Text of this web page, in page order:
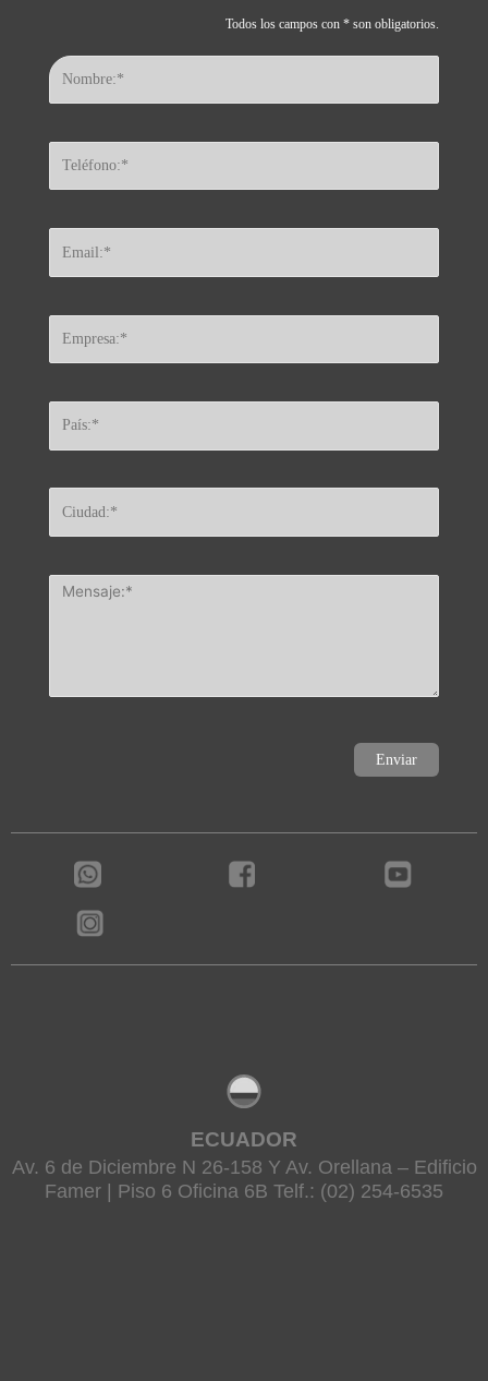
Todos los campos con * son obligatorios.
ECUADOR
Av. 6 de Diciembre N 26-158 Y Av. Orellana – Edificio
Famer | Piso 6 Oficina 6B Telf.: (02) 254-6535